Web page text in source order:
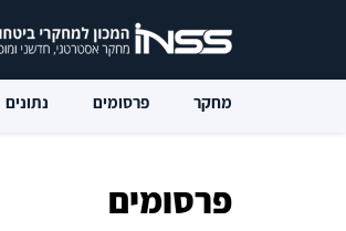
מחקר פרסומים נתונים
פרסומים